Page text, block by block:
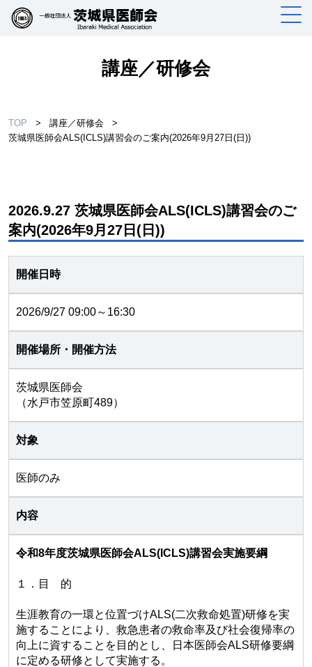
講座／研修会
TOP > 講座／研修会
>
茨城県医師会ALS(ICLS)講習会のご案内(2026年9月27日(日))
2026.9.27 茨城県医師会ALS(ICLS)講習会のご
案内(2026年9月27日(日))
開催日時
2026/9/27 09:00～16:30
開催場所・開催方法
茨城県医師会
（水戸市笠原町489）
対象
医師のみ
内容
令和8年度茨城県医師会ALS(ICLS)講習会実施要綱
１．目 的
生涯教育の一環と位置づけALS(二次救命処置)研修を実
施することにより、救急患者の救命率及び社会復帰率の
向上に資することを目的とし、日本医師会ALS研修要綱
に定める研修として実施する。